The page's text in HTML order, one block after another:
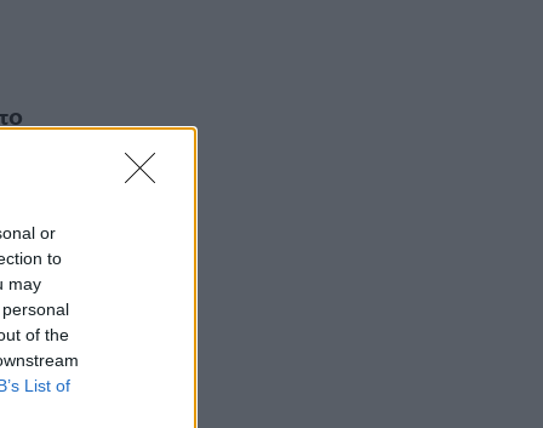
or
to
may
of the
List of